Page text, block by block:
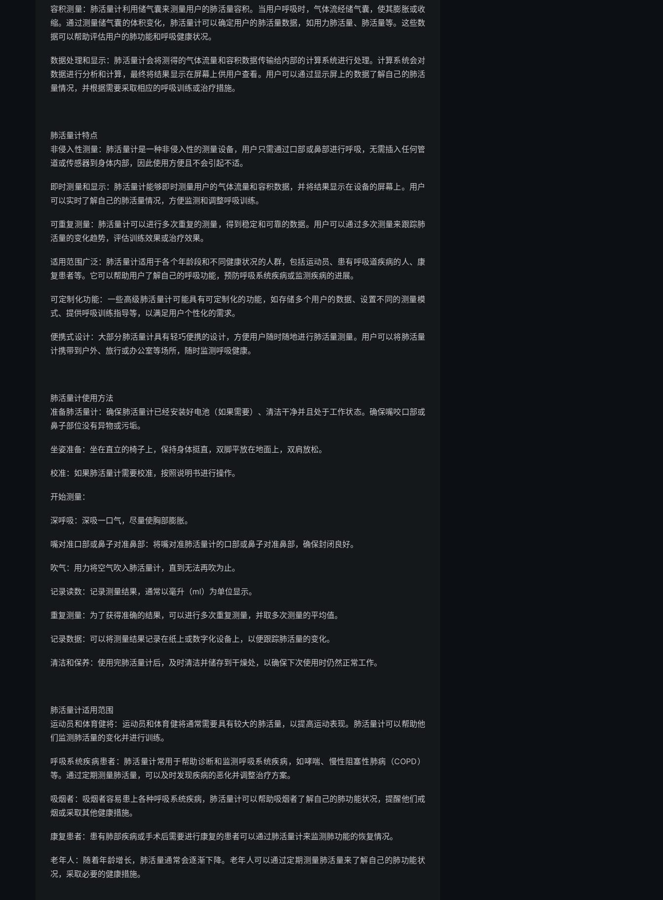
容积测量：肺活量计利用储气囊来测量用户的肺活量容积。当用户呼吸时，气体流经储气囊，使其膨胀或收
缩。通过测量储气囊的体积变化，肺活量计可以确定用户的肺活量数据，如用力肺活量、肺活量等。这些数
据可以帮助评估用户的肺功能和呼吸健康状况。
数据处理和显示：肺活量计会将测得的气体流量和容积数据传输给内部的计算系统进行处理。计算系统会对
数据进行分析和计算，最终将结果显示在屏幕上供用户查看。用户可以通过显示屏上的数据了解自己的肺活
量情况，并根据需要采取相应的呼吸训练或治疗措施。
肺活量计特点
非侵入性测量：肺活量计是一种非侵入性的测量设备，用户只需通过口部或鼻部进行呼吸，无需插入任何管
道或传感器到身体内部，因此使用方便且不会引起不适。
即时测量和显示：肺活量计能够即时测量用户的气体流量和容积数据，并将结果显示在设备的屏幕上。用户
可以实时了解自己的肺活量情况，方便监测和调整呼吸训练。
可重复测量：肺活量计可以进行多次重复的测量，得到稳定和可靠的数据。用户可以通过多次测量来跟踪肺
活量的变化趋势，评估训练效果或治疗效果。
适用范围广泛：肺活量计适用于各个年龄段和不同健康状况的人群，包括运动员、患有呼吸道疾病的人、康
复患者等。它可以帮助用户了解自己的呼吸功能，预防呼吸系统疾病或监测疾病的进展。
可定制化功能：一些高级肺活量计可能具有可定制化的功能，如存储多个用户的数据、设置不同的测量模
式、提供呼吸训练指导等，以满足用户个性化的需求。
便携式设计：大部分肺活量计具有轻巧便携的设计，方便用户随时随地进行肺活量测量。用户可以将肺活量
计携带到户外、旅行或办公室等场所，随时监测呼吸健康。
肺活量计使用方法
准备肺活量计：确保肺活量计已经安装好电池（如果需要）、清洁干净并且处于工作状态。确保嘴咬口部或
鼻子部位没有异物或污垢。
坐姿准备：坐在直立的椅子上，保持身体挺直，双脚平放在地面上，双肩放松。
校准：如果肺活量计需要校准，按照说明书进行操作。
开始测量：
深呼吸：深吸一口气，尽量使胸部膨胀。
嘴对准口部或鼻子对准鼻部：将嘴对准肺活量计的口部或鼻子对准鼻部，确保封闭良好。
吹气：用力将空气吹入肺活量计，直到无法再吹为止。
记录读数：记录测量结果，通常以毫升（ml）为单位显示。
重复测量：为了获得准确的结果，可以进行多次重复测量，并取多次测量的平均值。
记录数据：可以将测量结果记录在纸上或数字化设备上，以便跟踪肺活量的变化。
清洁和保养：使用完肺活量计后，及时清洁并储存到干燥处，以确保下次使用时仍然正常工作。
肺活量计适用范围
运动员和体育健将：运动员和体育健将通常需要具有较大的肺活量，以提高运动表现。肺活量计可以帮助他
们监测肺活量的变化并进行训练。
呼吸系统疾病患者：肺活量计常用于帮助诊断和监测呼吸系统疾病，如哮喘、慢性阻塞性肺病（COPD）
等。通过定期测量肺活量，可以及时发现疾病的恶化并调整治疗方案。
吸烟者：吸烟者容易患上各种呼吸系统疾病，肺活量计可以帮助吸烟者了解自己的肺功能状况，提醒他们戒
烟或采取其他健康措施。
康复患者：患有肺部疾病或手术后需要进行康复的患者可以通过肺活量计来监测肺功能的恢复情况。
老年人：随着年龄增长，肺活量通常会逐渐下降。老年人可以通过定期测量肺活量来了解自己的肺功能状
况，采取必要的健康措施。